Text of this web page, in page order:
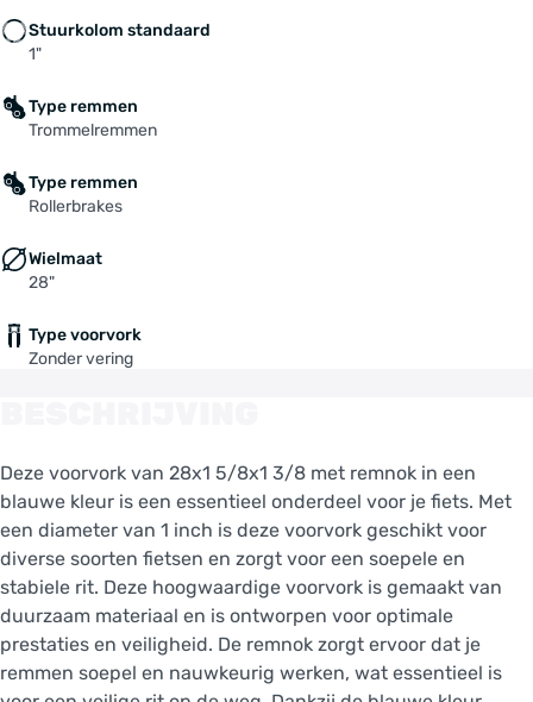
Stuurkolom standaard
1"
Type remmen
Trommelremmen
Type remmen
Rollerbrakes
Wielmaat
28"
Type voorvork
Zonder vering
Deze voorvork van 28x1 5/8x1 3/8 met remnok in een
blauwe kleur is een essentieel onderdeel voor je fiets. Met
een diameter van 1 inch is deze voorvork geschikt voor
diverse soorten fietsen en zorgt voor een soepele en
stabiele rit. Deze hoogwaardige voorvork is gemaakt van
duurzaam materiaal en is ontworpen voor optimale
prestaties en veiligheid. De remnok zorgt ervoor dat je
remmen soepel en nauwkeurig werken, wat essentieel is